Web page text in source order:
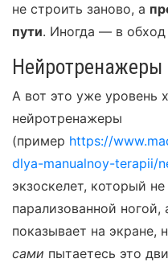
не строить заново, а
пути. Иногда — в
Нейротренажеры
А вот это уже уровень
нейротренажеры
(пример https://
dlya-manualnoy-terapii/
экзоскелет, который
парализованной
показывает на экране,
сами пытаетесь это